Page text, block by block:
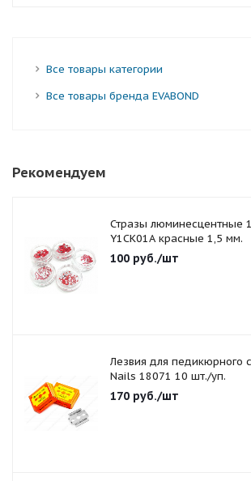
Все товары категории
Все товары бренда EVABOND
Рекомендуем
Стразы люминесцентные
Y1CK01A красные 1,5 мм.
100 руб./шт
Лезвия для педикюрного
Nails 18071 10 шт./уп.
170 руб./шт